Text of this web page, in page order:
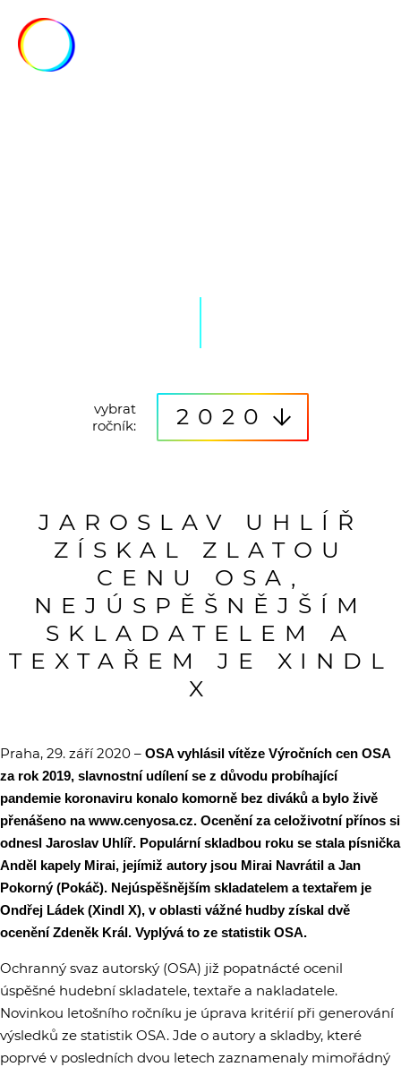
vybrat
ročník:
2020
JAROSLAV UHLÍŘ
ZÍSKAL ZLATOU
CENU OSA,
NEJÚSPĚŠNĚJŠÍM
SKLADATELEM A
TEXTAŘEM JE XINDL
X
Praha, 29. září 2020 – OSA vyhlásil vítěze Výročních cen OSA
za rok 2019, slavnostní udílení se z důvodu probíhající
pandemie koronaviru konalo komorně bez diváků a bylo živě
přenášeno na www.cenyosa.cz. Ocenění za celoživotní přínos si
odnesl Jaroslav Uhlíř. Populární skladbou roku se stala písnička
Anděl kapely Mirai, jejímiž autory jsou Mirai Navrátil a Jan
Pokorný (Pokáč). Nejúspěšnějším skladatelem a textařem je
Ondřej Ládek (Xindl X), v oblasti vážné hudby získal dvě
ocenění Zdeněk Král. Vyplývá to ze statistik OSA.
Ochranný svaz autorský (OSA) již popatnácté ocenil
úspěšné hudební skladatele, textaře a nakladatele.
Novinkou letošního ročníku je úprava kritérií při generování
výsledků ze statistik OSA. Jde o autory a skladby, které
poprvé v posledních dvou letech zaznamenaly mimořádný